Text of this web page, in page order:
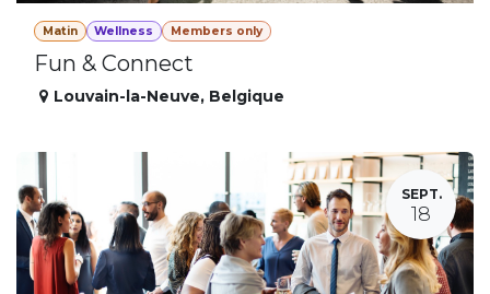
Matin Wellness Members only
Fun & Connect
Louvain-la-Neuve, Belgique
SEPT.
18